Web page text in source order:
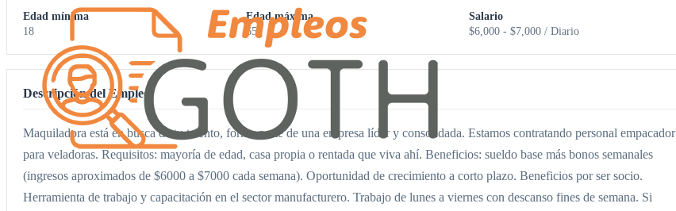
Edad mínima
18
Edad máxima
65
Salario
$6,000 - $7,000 / Diario
Descripción del Empleo
Maquiladora está en busca de tu talento, forma parte de una empresa líder y consolidada. Estamos contratando personal empacador
para veladoras. Requisitos: mayoría de edad, casa propia o rentada que viva ahí. Beneficios: sueldo base más bonos semanales
(ingresos aproximados de $6000 a $7000 cada semana). Oportunidad de crecimiento a corto plazo. Beneficios por ser socio.
Herramienta de trabajo y capacitación en el sector manufacturero. Trabajo de lunes a viernes con descanso fines de semana. Si